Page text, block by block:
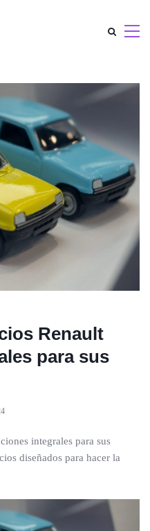
Renault
para sus
integrales para sus
diseñados para hacer la